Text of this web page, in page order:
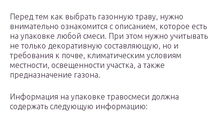
Перед тем как выбрать газонную траву, нужно
внимательно ознакомится с описанием, которое есть
на упаковке любой смеси. При этом нужно учитывать
не только декоративную составляющую, но и
требования к почве, климатическим условиям
местности, освещенности участка, а также
предназначение газона.
Информация на упаковке травосмеси должна
содержать следующую информацию: